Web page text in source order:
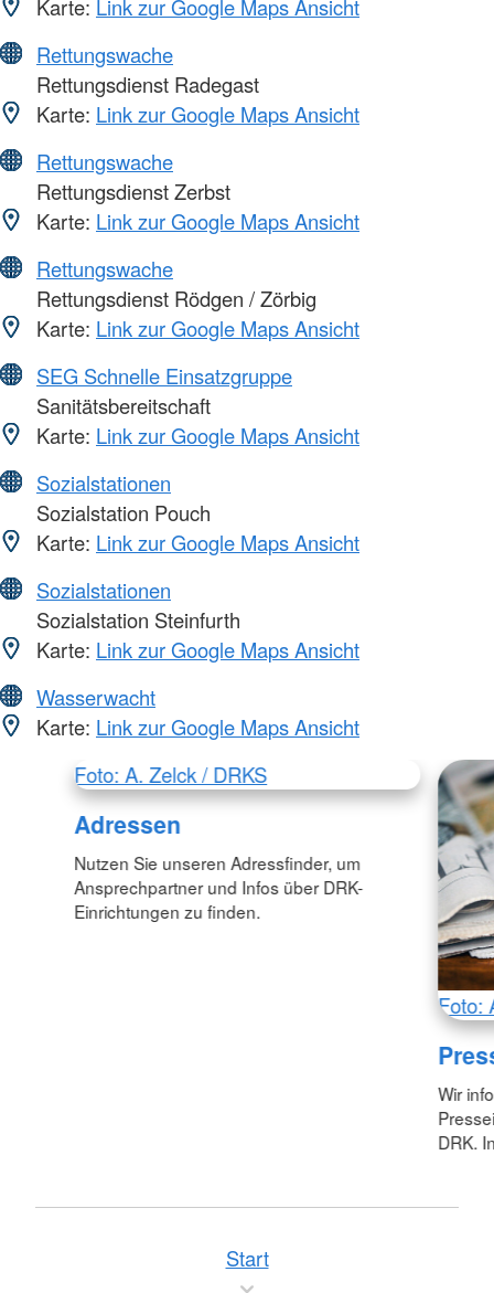
Karte: Link zur Google Maps Ansicht
Rettungswache
Rettungsdienst Radegast
Karte: Link zur Google Maps Ansicht
Rettungswache
Rettungsdienst Zerbst
Karte: Link zur Google Maps Ansicht
Rettungswache
Rettungsdienst Rödgen / Zörbig
Karte: Link zur Google Maps Ansicht
SEG Schnelle Einsatzgruppe
Sanitätsbereitschaft
Karte: Link zur Google Maps Ansicht
Sozialstationen
Sozialstation Pouch
Karte: Link zur Google Maps Ansicht
Sozialstationen
Sozialstation Steinfurth
Karte: Link zur Google Maps Ansicht
Wasserwacht
Karte: Link zur Google Maps Ansicht
Foto: A. Zelck / DRKS
Adressen
Nutzen Sie unseren Adressfinder, um
Ansprechpartner und Infos über DRK-
Einrichtungen zu finden.
Foto:
Wir
DRK.
Start